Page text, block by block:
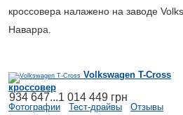
кроссовера налажено на заводе
Наварра.
Volkswagen T-Cross
кроссовер
934 647...1 014 449 грн
Фотографии Тест-драйвы Отзывы